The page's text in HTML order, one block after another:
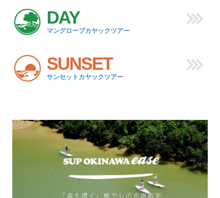
DAY
マングローブカヤックツアー
SUNSET
サンセットカヤックツアー